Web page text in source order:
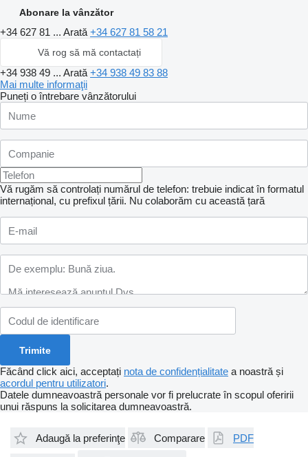
Abonare la vânzător
+34 627 81 ... Arată +34 627 81 58 21
Vă rog să mă contactați
+34 938 49 ... Arată +34 938 49 83 88
Mai multe informaţii
Puneți o întrebare vânzătorului
Vă rugăm să controlați numărul de telefon: trebuie indicat în formatul
internațional, cu prefixul țării. Nu colaborăm cu această țară
Făcând click aici, acceptați nota de confidențialitate a noastră și
acordul pentru utilizatori.
Datele dumneavoastră personale vor fi prelucrate în scopul oferirii
unui răspuns la solicitarea dumneavoastră.
Adaugă la preferinţe Comparare PDF